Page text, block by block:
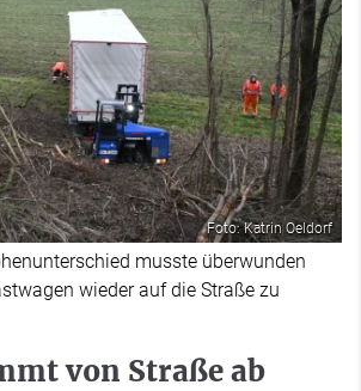
Foto: Katrin Oeldorf
musste überwunden
wieder auf die Straße zu
von Straße ab